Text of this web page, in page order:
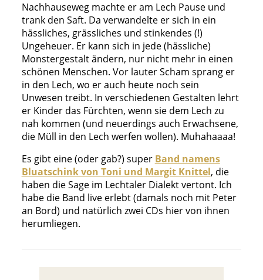
Nachhauseweg machte er am Lech Pause und
trank den Saft. Da verwandelte er sich in ein
hässliches, grässliches und stinkendes (!)
Ungeheuer. Er kann sich in jede (hässliche)
Monstergestalt ändern, nur nicht mehr in einen
schönen Menschen. Vor lauter Scham sprang er
in den Lech, wo er auch heute noch sein
Unwesen treibt. In verschiedenen Gestalten lehrt
er Kinder das Fürchten, wenn sie dem Lech zu
nah kommen (und neuerdings auch Erwachsene,
die Müll in den Lech werfen wollen). Muhahaaaa!
Es gibt eine (oder gab?) super Band namens
Bluatschink von Toni und Margit Knittel, die
haben die Sage im Lechtaler Dialekt vertont. Ich
habe die Band live erlebt (damals noch mit Peter
an Bord) und natürlich zwei CDs hier von ihnen
herumliegen.